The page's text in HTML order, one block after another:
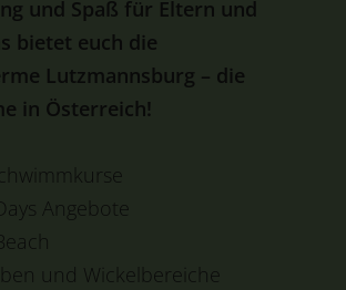
und Spaß für Eltern und
bietet euch die
Lutzmannsburg – die
in Österreich!
Angebote
und Wickelbereiche